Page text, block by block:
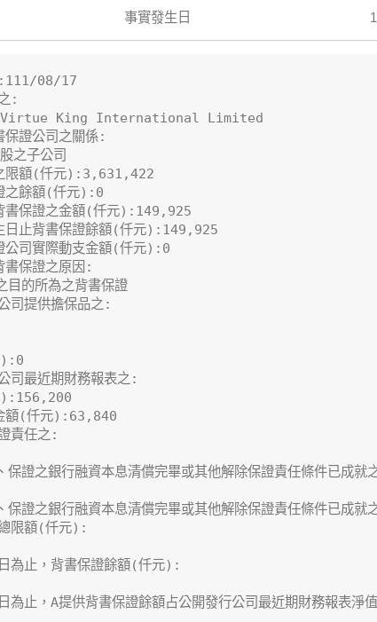
事實發生日
:111/08/17
:
:Virtue King International Limited
證公司之關係:
之子公司
限額(仟元):3,631,422
之餘額(仟元):0
書保證之金額(仟元):149,925
日止背書保證餘額(仟元):149,925
公司實際動支金額(仟元):0
保證之原因:
目的所為之背書保證
司提供擔保品之:
):0
司最近期財務報表之:
):156,200
額(仟元):63,840
責任之:
保證之銀行融資本息清償完畢或其他解除保證責任條件已成就
保證之銀行融資本息清償完畢或其他解除保證責任條件已成就
限額(仟元):
為止，背書保證餘額(仟元):
為止，A提供背書保證餘額占公開發行公司最近期財務報表淨